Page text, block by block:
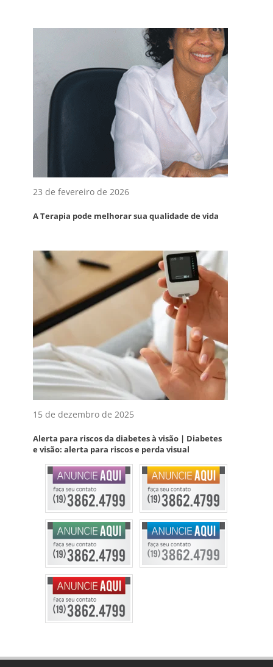
23 de fevereiro de 2026
A Terapia pode melhorar sua qualidade de vida
15 de dezembro de 2025
Alerta para riscos da diabetes à visão | Diabetes
e visão: alerta para riscos e perda visual